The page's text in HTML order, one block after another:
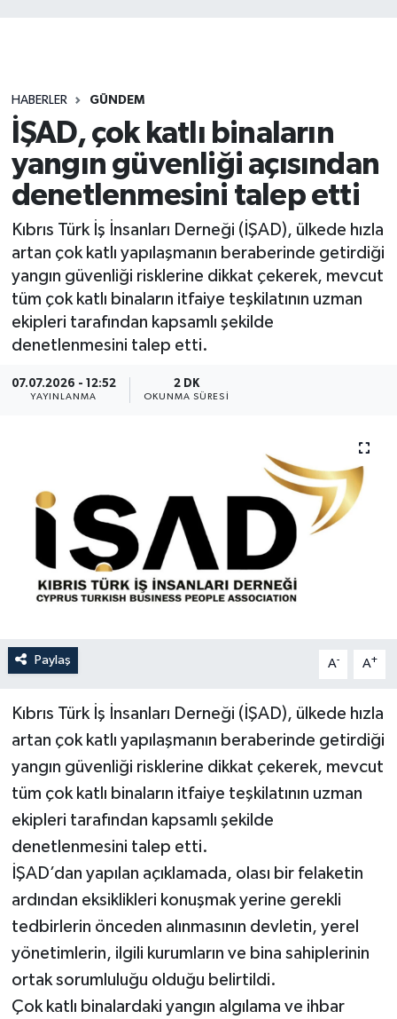
HABERLER GÜNDEM
İŞAD, çok katlı binaların
yangın güvenliği açısından
denetlenmesini talep etti
Kıbrıs Türk İş İnsanları Derneği (İŞAD), ülkede hızla
artan çok katlı yapılaşmanın beraberinde getirdiği
yangın güvenliği risklerine dikkat çekerek, mevcut
tüm çok katlı binaların itfaiye teşkilatının uzman
ekipleri tarafından kapsamlı şekilde
denetlenmesini talep etti.
07.07.2026 - 12:52
YAYINLANMA
2 DK
OKUNMA SÜRESI
Paylaş A- A+
Kıbrıs Türk İş İnsanları Derneği (İŞAD), ülkede hızla
artan çok katlı yapılaşmanın beraberinde getirdiği
yangın güvenliği risklerine dikkat çekerek, mevcut
tüm çok katlı binaların itfaiye teşkilatının uzman
ekipleri tarafından kapsamlı şekilde
denetlenmesini talep etti.
İŞAD’dan yapılan açıklamada, olası bir felaketin
ardından eksiklikleri konuşmak yerine gerekli
tedbirlerin önceden alınmasının devletin, yerel
yönetimlerin, ilgili kurumların ve bina sahiplerinin
ortak sorumluluğu olduğu belirtildi.
Çok katlı binalardaki yangın algılama ve ihbar